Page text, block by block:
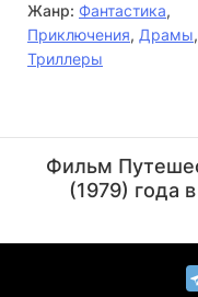
Жанр: Фантастика,
Приключения, Драмы,
Триллеры
(H.G. Wells)
Фильм
(1979) года